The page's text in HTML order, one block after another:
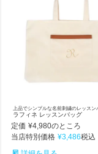
上品でシンプルな名前刺繍のレッスン
ラフィネ レッスンバッグ
定価 ¥4,980のところ
当店特別価格 ¥3,486税込